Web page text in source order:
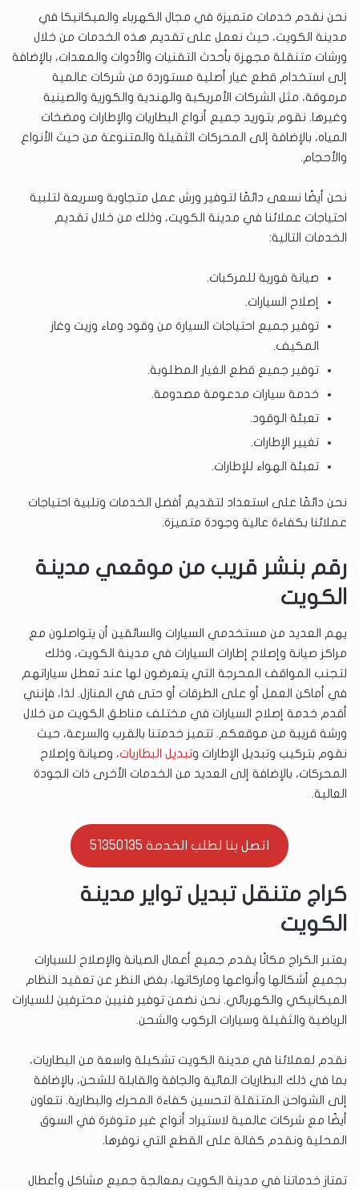
نحن نقدم خدمات متميزة في مجال الكهرباء والميكانيكا في
مدينة الكويت، حيث نعمل على تقديم هذه الخدمات من خلال
ورشات متنقلة مجهزة بأحدث التقنيات والأدوات والمعدات، بالإضافة
إلى استخدام قطع غيار أصلية مستوردة من شركات عالمية
مرموقة، مثل الشركات الأمريكية والهندية والكورية والصينية
وغيرها. نقوم بتوريد جميع أنواع البطاريات والإطارات ومضخات
المياه، بالإضافة إلى المحركات الثقيلة والمتنوعة من حيث الأنواع
والأحجام.
نحن أيضًا نسعى دائمًا لتوفير ورش عمل متجاوبة وسريعة لتلبية
احتياجات عملائنا في مدينة الكويت، وذلك من خلال تقديم
الخدمات التالية:
صيانة فورية للمركبات.
إصلاح السيارات.
توفير جميع احتياجات السيارة من وقود وماء وزيت وغاز
المكيف.
توفير جميع قطع الغيار المطلوبة.
خدمة سيارات مدعومة مصدومة.
تعبئة الوقود.
تغيير الإطارات.
تعبئة الهواء للإطارات.
نحن دائمًا على استعداد لتقديم أفضل الخدمات وتلبية احتياجات
عملائنا بكفاءة عالية وجودة متميزة.
رقم بنشر قريب من موقعي مدينة
الكويت
يهم العديد من مستخدمي السيارات والسائقين أن يتواصلون مع
مراكز صيانة وإصلاح إطارات السيارات في مدينة الكويت، وذلك
لتجنب المواقف المحرجة التي يتعرضون لها عند تعطل سياراتهم
في أماكن العمل أو على الطرقات أو حتى في المنازل. لذا، فإنني
أقدم خدمة إصلاح السيارات في مختلف مناطق الكويت من خلال
ورشة قريبة من موقعكم. تتميز خدمتنا بالقرب والسرعة، حيث
نقوم بتركيب وتبديل الإطارات وتبديل البطاريات، وصيانة وإصلاح
المحركات، بالإضافة إلى العديد من الخدمات الأخرى ذات الجودة
العالية.
اتصل بنا لطلب الخدمة 51350135
كراج متنقل تبديل تواير مدينة
الكويت
يعتبر الكراج مكانًا يقدم جميع أعمال الصيانة والإصلاح للسيارات
بجميع أشكالها وأنواعها وماركاتها، بغض النظر عن تعقيد النظام
الميكانيكي والكهربائي. نحن نضمن توفير فنيين محترفين للسيارات
الرياضية والثقيلة وسيارات الركوب والشحن.
نقدم لعملائنا في مدينة الكويت تشكيلة واسعة من البطاريات،
بما في ذلك البطاريات المائية والجافة والقابلة للشحن، بالإضافة
إلى الشواحن المتنقلة لتحسين كفاءة المحرك والبطارية. نتعاون
أيضًا مع شركات عالمية لاستيراد أنواع غير متوفرة في السوق
المحلية ونقدم كفالة على القطع التي نوفرها.
تمتاز خدماتنا في مدينة الكويت بمعالجة جميع مشاكل وأعطال